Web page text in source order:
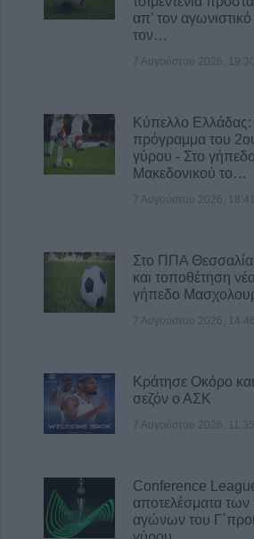
απ’ τον
τον…
7 Αυγούστου 2026, 19:30
Κύπελλο
πρόγραμμα του
γύρου - Στο
Μακεδονικού το…
7 Αυγούστου 2026, 18:41
Στο ΠΠΑ
και τοποθέτηση
γήπεδο
7 Αυγούστου 2026, 14:46
Κράτησε Οκόρο
σεζόν ο ΑΣΚ
7 Αυγούστου 2026, 11:35
Conference
αποτελέσματα
αγώνων του